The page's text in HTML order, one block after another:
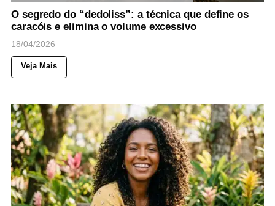
O segredo do “dedoliss”: a técnica que define os
caracóis e elimina o volume excessivo
18/04/2026
Veja Mais